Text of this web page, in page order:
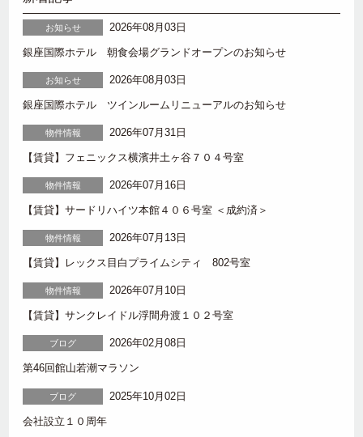
お知らせ 2026年08月03日
銀座国際ホテル 朝食会場グランドオープンのお知らせ
お知らせ 2026年08月03日
銀座国際ホテル ツインルームリニューアルのお知らせ
物件情報 2026年07月31日
【賃貸】フェニックス横濱井土ヶ谷７０４号室
物件情報 2026年07月16日
【賃貸】サードリハイツ本館４０６号室 ＜成約済＞
物件情報 2026年07月13日
【賃貸】レックス目白プライムシティ 802号室
物件情報 2026年07月10日
【賃貸】サンクレイドル浮間舟渡１０２号室
ブログ 2026年02月08日
第46回館山若潮マラソン
ブログ 2025年10月02日
会社設立１０周年